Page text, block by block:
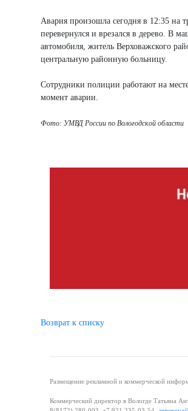
Авария произошла сегодня в 12:35 на
перевернулся и врезался в дерево. В
автомобиля, житель Верховажского
центральную районную больницу.
Сотрудники полиции работают на
момент аварии.
Фото: УМВД России по Вологодской области
Возврат к списку
Размещение рекламной и коммерческой
Коммерческий директор в Вологде Татьяна